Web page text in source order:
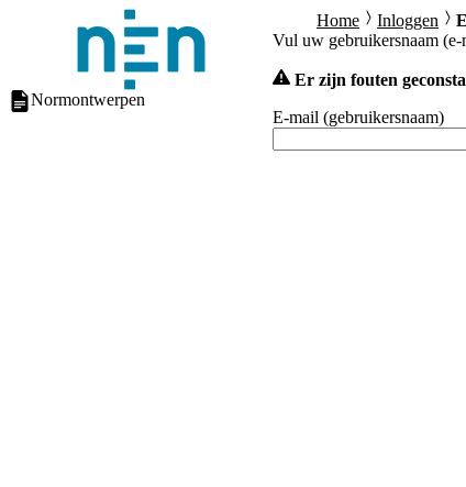
Normontwerpen
Home Inloggen
Vul uw gebruikersnaam
Er zijn fouten
E-mail (gebruikersnaam)